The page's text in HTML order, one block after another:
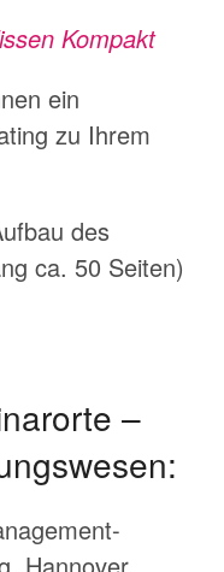
Kompakt
ein
zu Ihrem
des
ca. 50 Seiten)
–
Hannover,